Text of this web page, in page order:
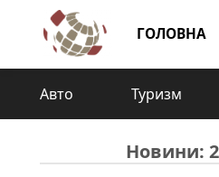
ГОЛОВНА
Авто Туризм
Новини: